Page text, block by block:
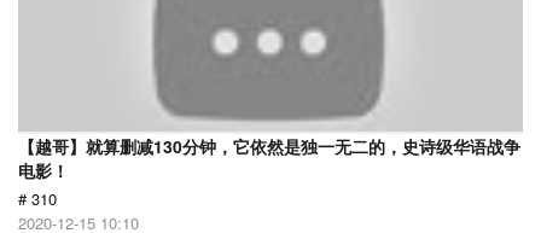
【越哥】就算删减130分钟，它依然是独一无二的，史诗级华语战争
电影！
# 310
2020-12-15 10:10